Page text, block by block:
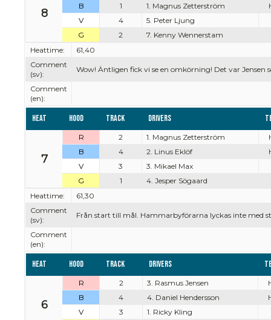
8
B
1 1. Magnus Zetterström
V
4
5. Peter Ljung
G
2
7. Kenny Wennerstam
Heattime:
61,40
Comment
(sv):
Wow! Äntligen fick vi se en omkörning! Det var
Comment
(en):
Heat Hood Track Drivers
7
R 2 1. Magnus Zetterström
B
4 2. Linus Eklöf
V
3
3. Mikael Max
G
1
4. Jesper Sögaard
Heattime:
61,30
Comment
(sv):
Från start till mål. Hammarbyförarna lyckas inte med
Comment
(en):
Heat Hood Track Drivers
6
R 2 3. Rasmus Jensen
B
4 4. Daniel Hendersson
V
3 1. Ricky Kling